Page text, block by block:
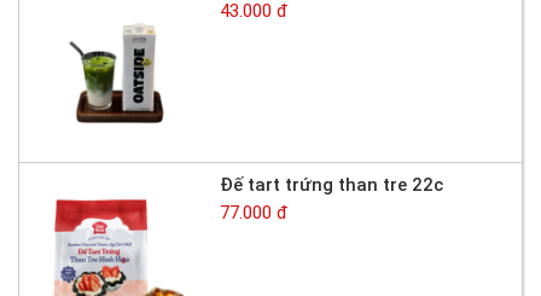
43.000 đ
Đế tart trứng than tre 22c
77.000 đ